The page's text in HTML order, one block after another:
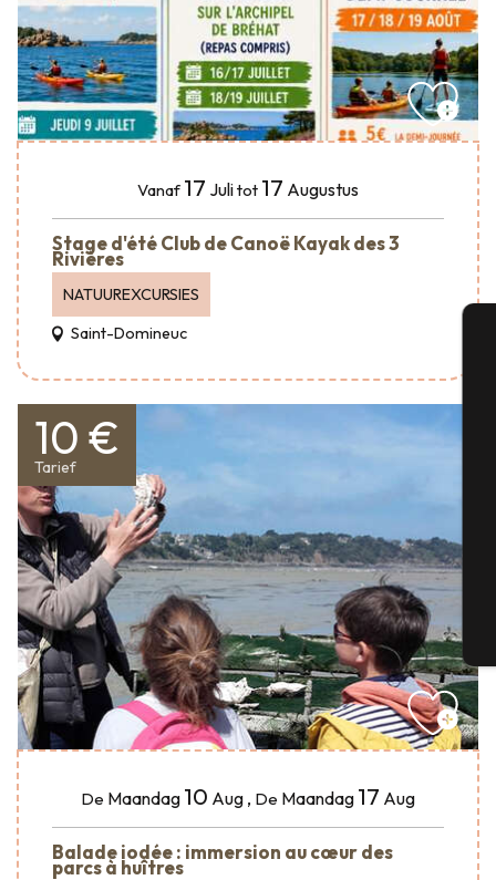
Vanaf 17 Julitot 17 Augustus
Stage d'été Club de Canoë Kayak des 3
Rivières
NATUUREXCURSIES
Saint-Domineuc
10 €
Tarief
De Maandag 10 Aug , De Maandag 17 Aug
Balade iodée : immersion au cœur des
parcs à huîtres